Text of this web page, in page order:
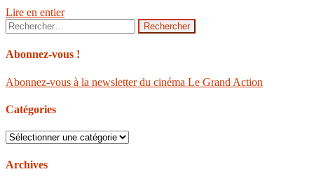
Lire en entier
Rechercher :
Abonnez-vous !
Abonnez-vous à la newsletter du cinéma Le Grand Action
Catégories
Catégories
Archives